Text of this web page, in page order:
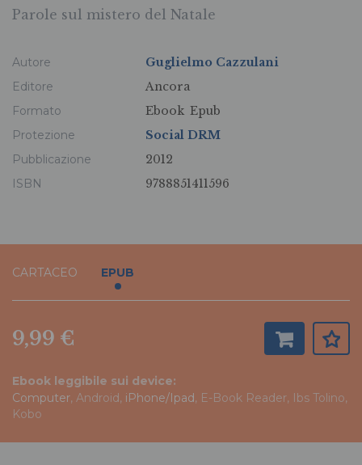
Parole sul mistero del Natale
Autore
Guglielmo Cazzulani
Editore
Ancora
Formato
Ebook Epub
Protezione
Social DRM
Pubblicazione
2012
ISBN
9788851411596
CARTACEO EPUB
9,99 €
Ebook leggibile sui device:
Computer, Android, iPhone/Ipad, E-Book Reader, Ibs Tolino,
Kobo